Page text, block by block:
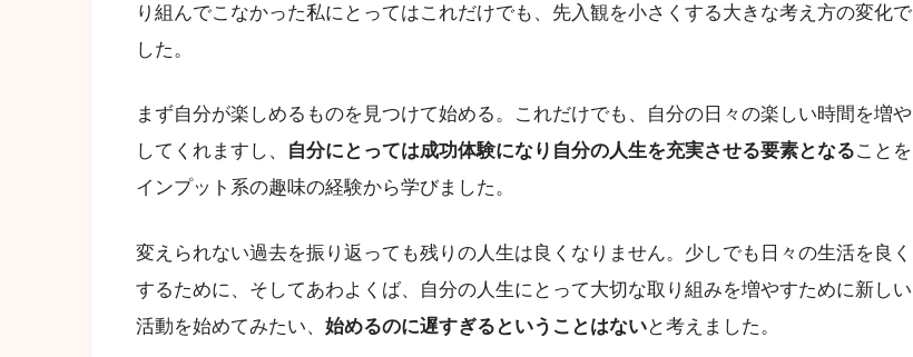
り組んでこなかった私にとってはこれだけでも、先入観を小さくする大きな考え方の変化で
した。
まず自分が楽しめるものを見つけて始める。これだけでも、自分の日々の楽しい時間を増や
してくれますし、
自分にとっては成功体験になり自分の人生を充実させる要素となることを
インプット系の趣味の経験から学びました。
変えられない過去を振り返っても残りの人生は良くなりません。少しでも日々の生活を良く
するために、そしてあわよくば、自分の人生にとって大切な取り組みを増やすために新しい
活動を始めてみたい、 始めるのに遅すぎるということはないと考えました。